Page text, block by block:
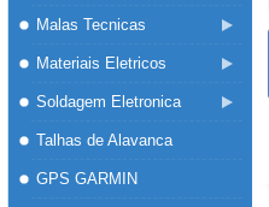
Malas Tecnicas
Materiais Eletricos
Soldagem Eletronica
Talhas de Alavanca
GPS GARMIN